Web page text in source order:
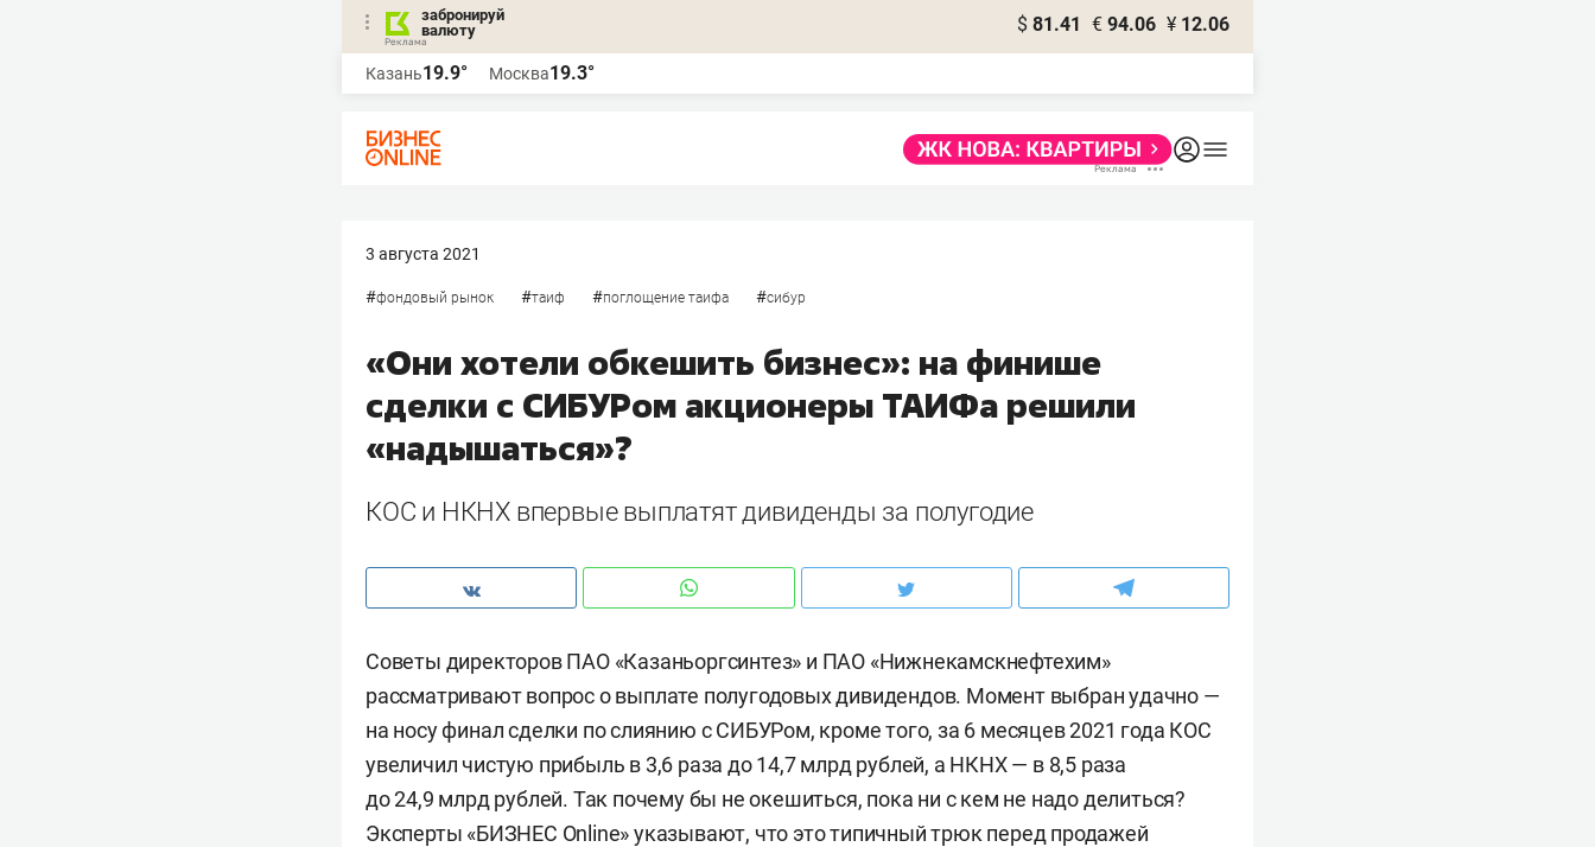
забронируй
валюту
$ 81.41 € 94.06 ¥ 12.06
Казань19.9° Москва19.3°
3 августа 2021
#фондовый рынок #таиф #поглощение таифа #сибур
«Они хотели обкешить бизнес»: на финише
сделки с СИБУРом акционеры ТАИФа решили
«надышаться»?
КОС и НКНХ впервые выплатят дивиденды за полугодие
Советы директоров ПАО «Казаньоргсинтез» и ПАО «Нижнекамскнефтехим»
рассматривают вопрос о выплате полугодовых дивидендов. Момент выбран удачно —
на носу финал сделки по слиянию с СИБУРом, кроме того, за 6 месяцев 2021 года КОС
увеличил чистую прибыль в 3,6 раза до 14,7 млрд рублей, а НКНХ — в 8,5 раза
до 24,9 млрд рублей. Так почему бы не окешиться, пока ни с кем не надо делиться?
Эксперты «БИЗНЕС Online» указывают, что это типичный трюк перед продажей